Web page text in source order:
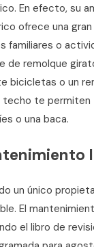
En efecto, su
ofrece una
familiares o
de remolque
bicicletas o un
techo te
o una baca.
un único
El
el libro de